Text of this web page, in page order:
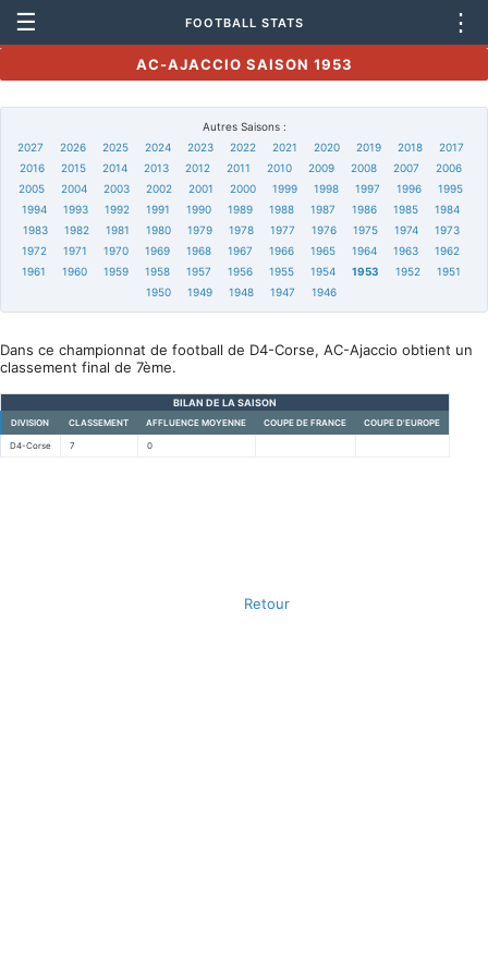
☰ FOOTBALL STATS ⋮
AC-AJACCIO SAISON 1953
Autres Saisons :
2027
2026 2025 2024 2023 2022 2021 2020 2019 2018
2017
2016
2015 2014 2013 2012 2011 2010 2009 2008 2007
2006
2005
2004 2003 2002 2001 2000 1999 1998 1997 1996
1995
1994
1993 1992 1991 1990 1989 1988 1987 1986 1985
1984
1983
1982 1981 1980 1979 1978 1977 1976 1975 1974
1973
1972
1971 1970 1969 1968 1967 1966 1965 1964 1963
1962
1961
1960 1959 1958 1957 1956 1955 1954 1953 1952
1951
1950
1949 1948 1947 1946
Dans ce championnat de football de D4-Corse, AC-Ajaccio obtient un
classement final de 7ème.
BILAN DE LA SAISON
DIVISION CLASSEMENT AFFLUENCE MOYENNE COUPE DE FRANCE COUPE D'EUROPE
D4-Corse 7 0
Retour